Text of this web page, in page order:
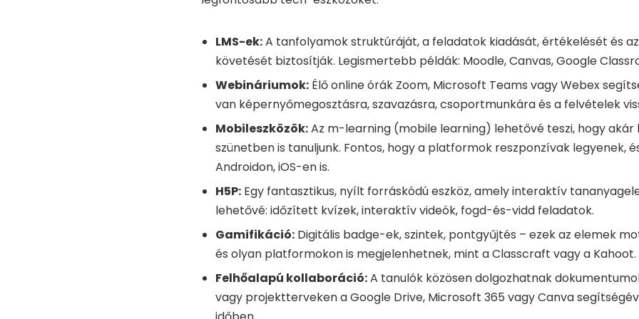
LMS-ek:A tanfolyamok struktúráját, a feladatok kiadását, értékelését és
követését biztosítják. Legismertebb példák: Moodle, Canvas, Google
Webináriumok: Élő online órák Zoom, Microsoft Teams vagy Webex
van képernyőmegosztásra, szavazásra, csoportmunkára és a felvételek
Mobileszközök:Az m-learning (mobile learning) lehetővé teszi, hogy akár
szünetben is tanuljunk. Fontos, hogy a platformok reszponzívak legyenek,
Androidon, iOS-en is.
H5P: Egy fantasztikus, nyílt forráskódú eszköz, amely interaktív
lehetővé: időzített kvízek, interaktív videók, fogd-és-vidd feladatok.
Gamifikáció: Digitális badge-ek, szintek, pontgyűjtés – ezek az elemek
és olyan platformokon is megjelenhetnek, mint a Classcraft vagy a Kahoot.
Felhőalapú kollaboráció:A tanulók közösen dolgozhatnak
vagy projektterveken a Google Drive, Microsoft 365 vagy Canva